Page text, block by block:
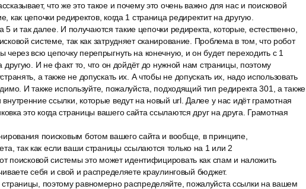
что же это такое и почему это очень важно для нас и поисковой
как цепочки редиректов, когда 1 страница редиректит на другую.
и так далее. И получаются такие цепочки редиректа, которые, естественно,
системе, так как затрудняет сканирование. Проблема в том, что робот
всю цепочку перепрыгнуть на конечную, и он будет переходить с 1
другую. И не факт то, что он дойдёт до нужной нам страницы, поэтому
а также не допускать их. А чтобы не допускать их, надо использовать
И также используйте, пожалуйста, подходящий тип редиректа 301, а также
ссылки, которые ведут на новый url. Далее у нас идёт грамотная
это когда страницы вашего сайта ссылаются друг на друга. Грамотная
поисковым ботом вашего сайта и вообще, в принципе,
так как если ваши страницы ссылаются только на 1 или 2
поисковой системы это может идентифицировать как спам и наложить
себя и свой и распределяете краулинговый бюджет.
поэтому равномерно распределяйте, пожалуйста ссылки на вашем